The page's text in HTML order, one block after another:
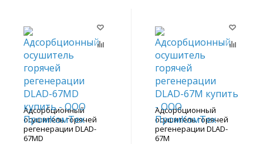
Адсорбционный
осушитель горячей
регенерации DLAD-
67MD
Адсорбционный
осушитель горячей
регенерации DLAD-
67M